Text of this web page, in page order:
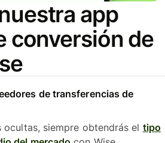
app
conversión de
de transferencias de
ocultas, siempre obtendrás el tipo